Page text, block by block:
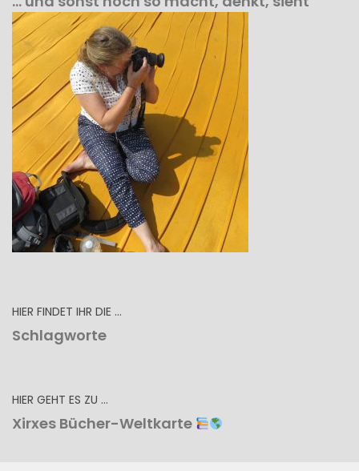
HIER FINDET IHR DIE …
Schlagworte
HIER GEHT ES ZU …
Xirxes Bücher-Weltkarte